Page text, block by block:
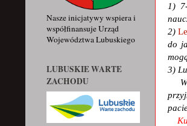
1)
2)
do
3)
Nasze inicjatywy wspiera i
współfinansuje Urząd
Województwa Lubuskiego
LUBUSKIE WARTE
ZACHODU